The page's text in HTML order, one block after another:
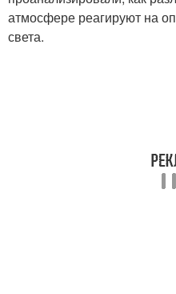
атмосфере реагируют на
света.